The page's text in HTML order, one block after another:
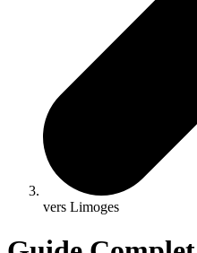
vers Limoges